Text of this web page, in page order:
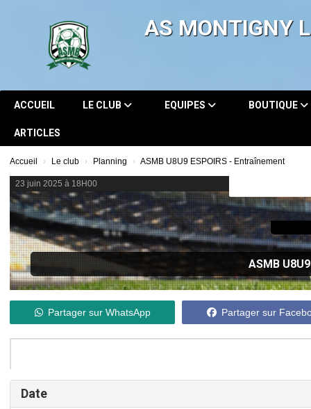
AS MONTIGNY
ACCUEIL LE CLUB EQUIPES BOUTIQUE
ARTICLES
Accueil Le club Planning ASMB U8U9 ESPOIRS - Entraînement
23 juin 2025 à 18H00
ASMB
Partager sur WhatsApp Partager sur
Date